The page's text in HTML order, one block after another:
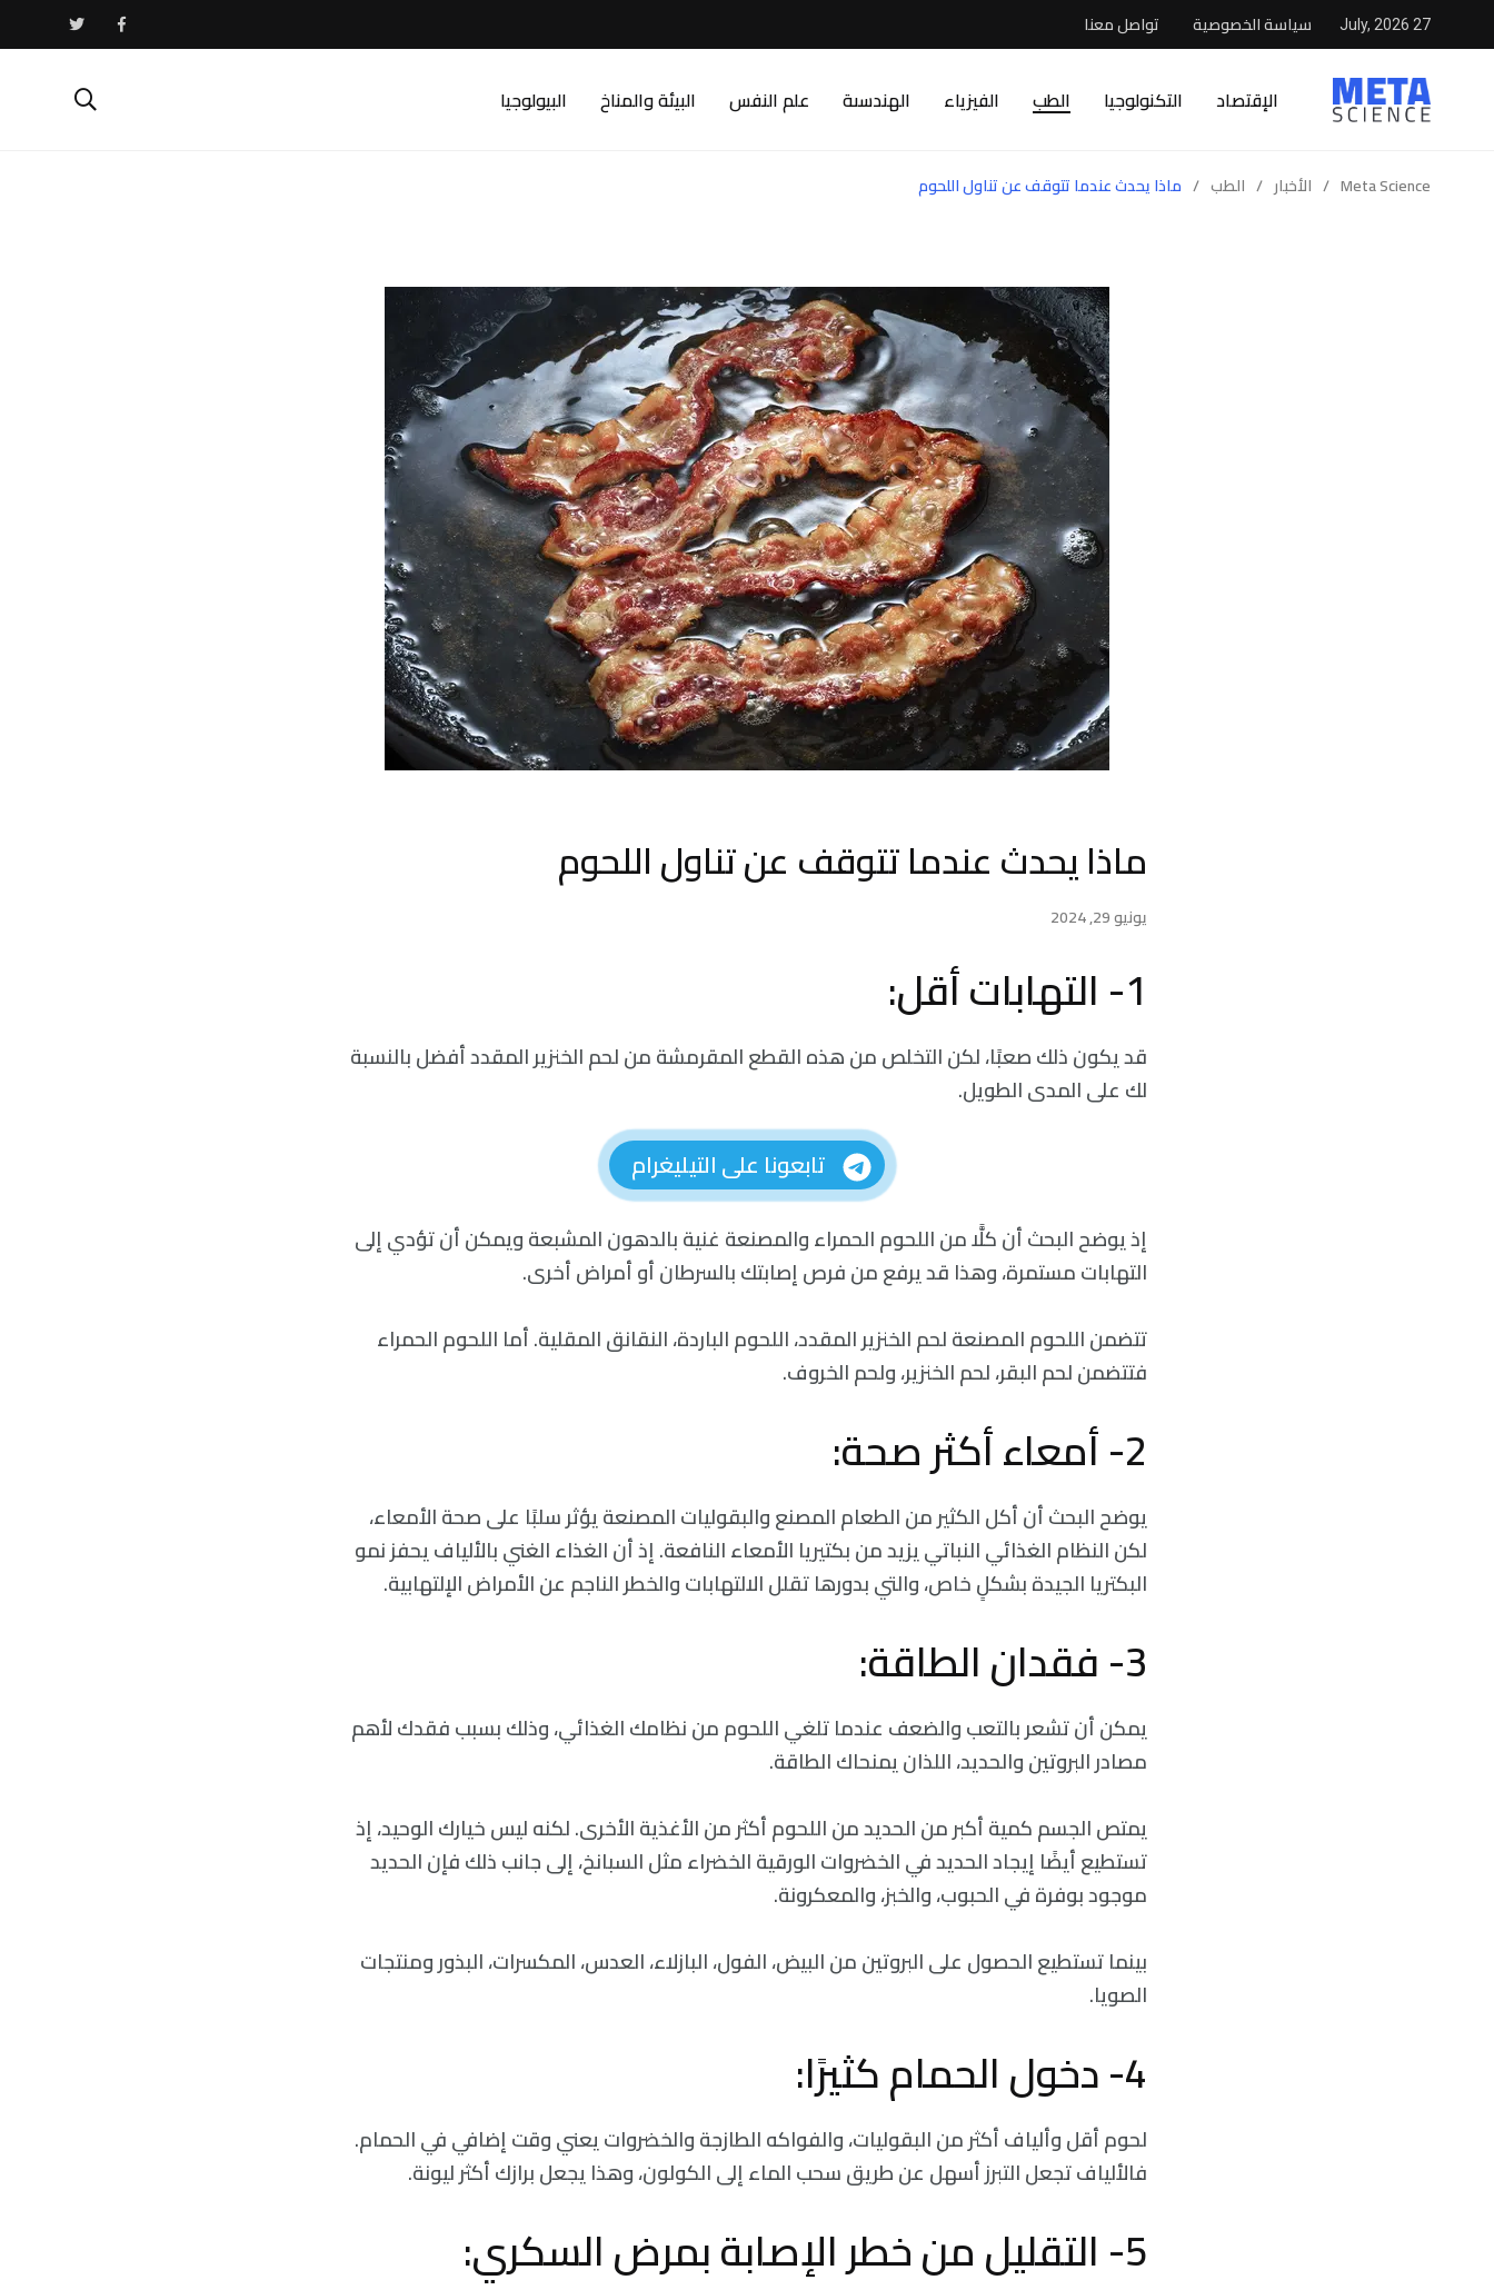
27 July, 2026 سياسة الخصوصية تواصل معنا
الإقتصاد التكنولوجيا الطب الفيزياء الهندسىة علم النفس البيئة والمناخ البيولوجيا
Meta Science
/ الأخبار / الطب / ماذا يحدث عندما تتوقف عن تناول اللحوم
ماذا يحدث عندما تتوقف عن تناول اللحوم
يونيو 29, 2024
1- التهابات أقل:
قد يكون ذلك صعبًا، لكن التخلص من هذه القطع المقرمشة من لحم الخنزير المقدد أفضل بالنسبة
لك على المدى الطويل.
تابعونا على التيليغرام
إذ يوضح البحث أن كلًّا من اللحوم الحمراء والمصنعة غنية بالدهون المشبعة ويمكن أن تؤدي إلى
التهابات مستمرة، وهذا قد يرفع من فرص إصابتك بالسرطان أو أمراض أخرى.
تتضمن اللحوم المصنعة لحم الخنزير المقدد، اللحوم الباردة، النقانق المقلية. أما اللحوم الحمراء
فتتضمن لحم البقر، لحم الخنزير، ولحم الخروف.
2- أمعاء أكثر صحة:
يوضح البحث أن أكل الكثير من الطعام المصنع والبقوليات المصنعة يؤثر سلبًا على صحة الأمعاء،
لكن النظام الغذائي النباتي يزيد من بكتيريا الأمعاء النافعة. إذ أن الغذاء الغني بالألياف يحفز نمو
البكتريا الجيدة بشكلٍ خاص، والتي بدورها تقلل الالتهابات والخطر الناجم عن الأمراض الإلتهابية.
3- فقدان الطاقة:
يمكن أن تشعر بالتعب والضعف عندما تلغي اللحوم من نظامك الغذائي، وذلك بسبب فقدك لأهم
مصادر البروتين والحديد، اللذان يمنحاك الطاقة.
يمتص الجسم كمية أكبر من الحديد من اللحوم أكثر من الأغذية الأخرى. لكنه ليس خيارك الوحيد، إذ
تستطيع أيضًا إيجاد الحديد في الخضروات الورقية الخضراء مثل السبانخ، إلى جانب ذلك فإن الحديد
موجود بوفرة في الحبوب، والخبز، والمعكرونة.
بينما تستطيع الحصول على البروتين من البيض، الفول، البازلاء، العدس، المكسرات، البذور ومنتجات
الصويا.
4- دخول الحمام كثيرًا:
لحوم أقل وألياف أكثر من البقوليات، والفواكه الطازجة والخضروات يعني وقت إضافي في الحمام.
فالألياف تجعل التبرز أسهل عن طريق سحب الماء إلى الكولون، وهذا يجعل برازك أكثر ليونة.
5- التقليل من خطر الإصابة بمرض السكري: